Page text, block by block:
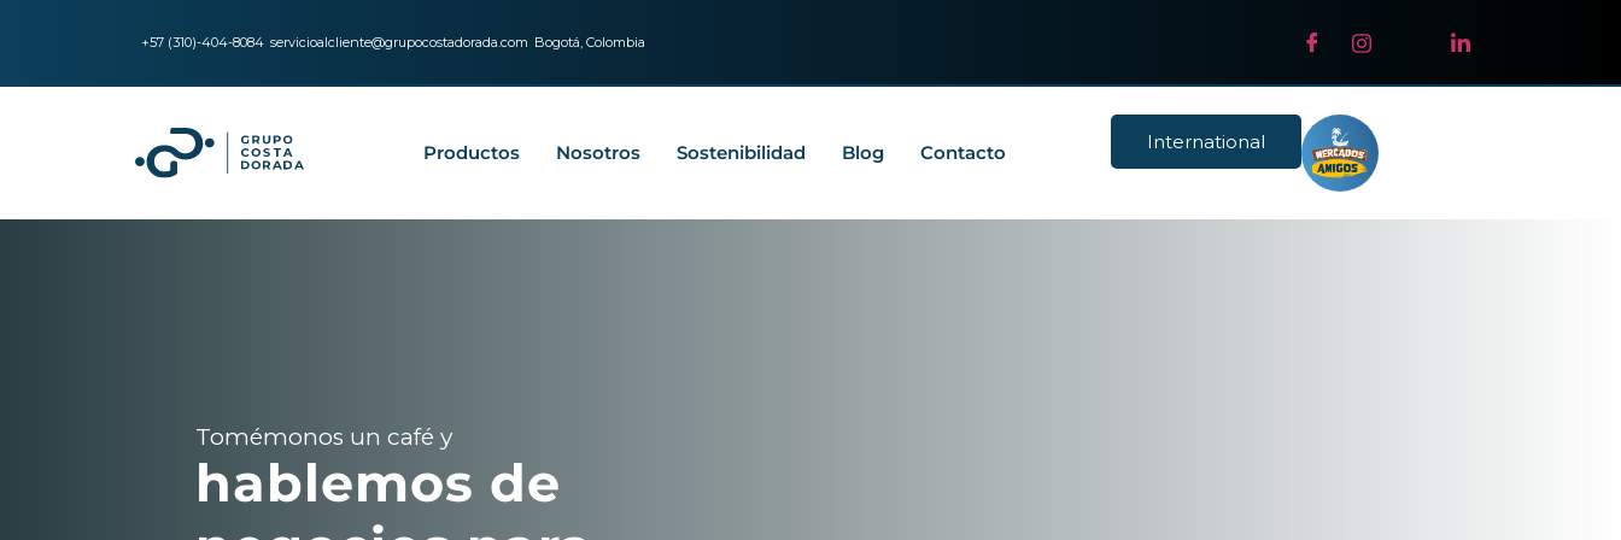
+57 (310)-404-8084 servicioalcliente@grupocostadorada.com Bogotá, Colombia
Productos Nosotros Sostenibilidad Blog Contacto International
Tomémonos un café y
hablemos de